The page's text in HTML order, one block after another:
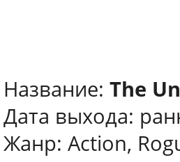
Название: The
Дата выхода:
Жанр: Action,